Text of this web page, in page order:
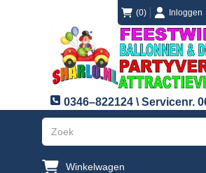
(0) loginInloggen
registreren
0346–822124 \ Servicenr.
Winkelwagen